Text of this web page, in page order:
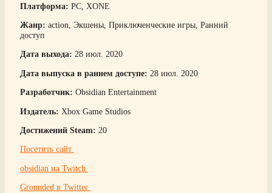
Платформа: PC, XONE
Жанр: action, Экшены, Приключенческие игры, Ранний
доступ
Дата выхода: 28 июл. 2020
Дата выпуска в раннем доступе: 28 июл. 2020
Разработчик: Obsidian Entertainment
Издатель: Xbox Game Studios
Достижений Steam: 20
Посетить сайт
obsidian на Twitch
Grounded в Twitter